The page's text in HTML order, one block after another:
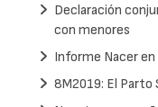
Declaración
con menores
Informe Nacer en
8M2019: El Parto